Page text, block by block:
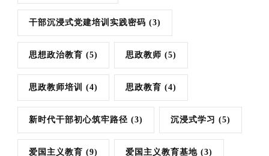
干部沉浸式党建培训实践密码 (3)
思想政治教育 (5) 思政教师 (5)
思政教师培训 (4) 思政教育 (4)
新时代干部初心筑牢路径 (3) 沉浸式学习 (5)
爱国主义教育 (9) 爱国主义教育基地 (3)